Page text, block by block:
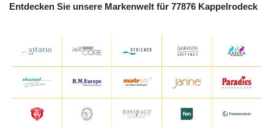
Entdecken Sie unsere Markenwelt für 77876 Kappelrodeck